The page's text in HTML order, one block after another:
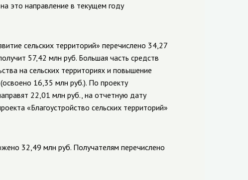
это направление в текущем году
сельских территорий» перечислено 34,27
57,42 млн руб. Большая часть средств
на сельских территориях и повышение
16,35 млн руб.). По проекту
22,01 млн руб., на отчетную дату
«Благоустройство сельских территорий»
32,49 млн руб. Получателям перечислено